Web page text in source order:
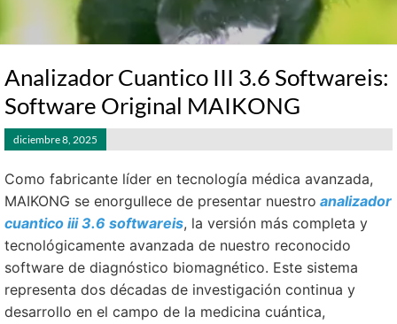
Analizador Cuantico III 3.6 Softwareis:
Software Original MAIKONG
diciembre 8, 2025
Como fabricante líder en tecnología médica avanzada,
MAIKONG se enorgullece de presentar nuestro analizador
cuantico iii 3.6 softwareis, la versión más completa y
tecnológicamente avanzada de nuestro reconocido
software de diagnóstico biomagnético. Este sistema
representa dos décadas de investigación continua y
desarrollo en el campo de la medicina cuántica,